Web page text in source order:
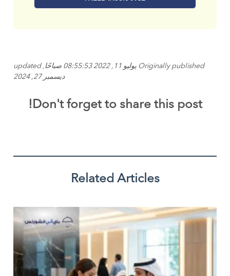
Originally published يوليو 11, 2022 08:55:53 صباحًا, updated
ديسمبر 27, 2024
Don't forget to share this post!
Related Articles